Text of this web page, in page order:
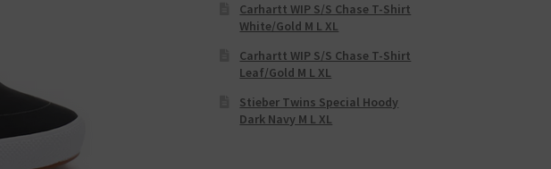
Carhartt WIP S/S Chase T-Shirt
White/Gold M L XL
Carhartt WIP S/S Chase T-Shirt
Leaf/Gold M L XL
Stieber Twins Special Hoody
Dark Navy M L XL